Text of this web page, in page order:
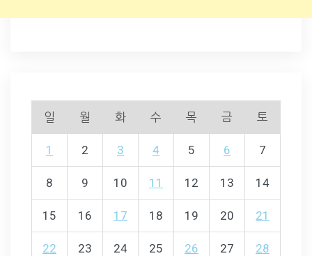
일 월 화 수 목 금 토
1 2 3 4 5 6 7
8 9 10 11 12 13 14
15 16 17 18 19 20 21
22 23 24 25 26 27 28